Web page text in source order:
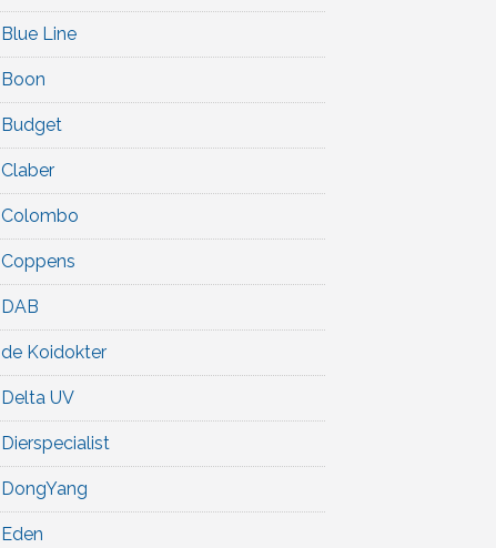
Blue Line
Boon
Budget
Claber
Colombo
Coppens
DAB
de Koidokter
Delta UV
Dierspecialist
DongYang
Eden